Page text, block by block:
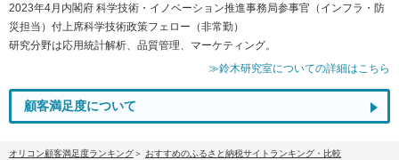
2023年4月内閣府 科学技術・イノベーション推進事務局参事官（インフラ・防
災担当）付上席科学技術政策フェロー（非常勤）
研究分野は応用統計解析、品質管理、マーケティング。
≫鈴木研究室についての詳細はこちら
顧客満足度について
オリコン顧客満足度ランキング
おすすめのふるさと納税サイトランキング・比較